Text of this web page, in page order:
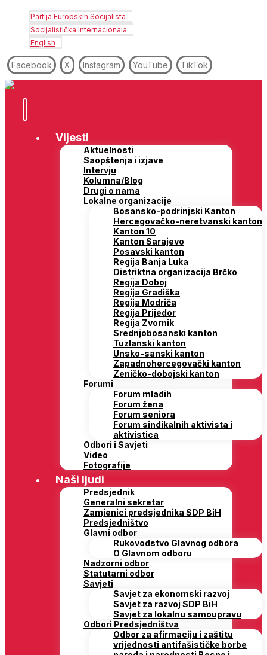
Partija Europskih Socijalista
Socijalistička Internacionala
English
Facebook X Instagram YouTube TikTok
Vijesti
Aktuelnosti
Saopštenja i izjave
Intervju
Kolumna/Blog
Drugi o nama
Lokalne organizacije
Bosansko-podrinjski Kanton
Hercegovačko-neretvanski kanton
Kanton 10
Kanton Sarajevo
Posavski kanton
Regija Banja Luka
Distriktna organizacija Brčko
Regija Doboj
Regija Gradiška
Regija Modriča
Regija Prijedor
Regija Zvornik
Srednjobosanski kanton
Tuzlanski kanton
Unsko-sanski kanton
Zapadnohercegovački kanton
Zeničko-dobojski kanton
Forumi
Forum mladih
Forum žena
Forum seniora
Forum sindikalnih aktivista i
aktivistica
Odbori i Savjeti
Video
Fotografije
Naši ljudi
Predsjednik
Generalni sekretar
Zamjenici predsjednika SDP BiH
Predsjedništvo
Glavni odbor
Rukovodstvo Glavnog odbora
O Glavnom odboru
Nadzorni odbor
Statutarni odbor
Savjeti
Savjet za ekonomski razvoj
Savjet za razvoj SDP BiH
Savjet za lokalnu samoupravu
Odbori Predsjedništva
Odbor za afirmaciju i zaštitu
vrijednosti antifašističke borbe